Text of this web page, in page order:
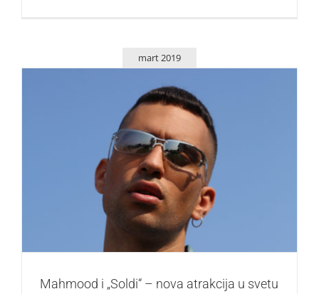
mart 2019
Mahmood i „Soldi“ – nova atrakcija u svetu muzike nam
stiže iz Italije
Zvezde
Mahmood i „Soldi“ – nova atrakcija u svetu